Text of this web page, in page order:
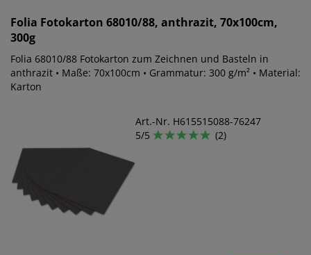
Folia Fotokarton 68010/88, anthrazit, 70x100cm,
300g
Folia 68010/88 Fotokarton zum Zeichnen und Basteln in
anthrazit • Maße: 70x100cm • Grammatur: 300 g/m² • Material:
Karton
Art.-Nr. H615515088-76247
5/5
(2)